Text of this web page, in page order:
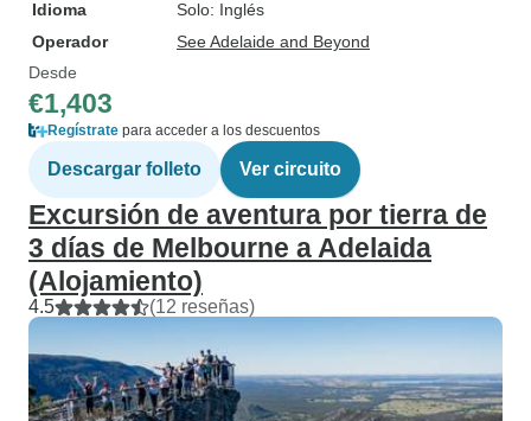
Idioma
Solo: Inglés
Operador
See Adelaide and Beyond
Desde
€1,403
Regístrate para acceder a los descuentos
Descargar folleto Ver circuito
Excursión de aventura por tierra de
3 días de Melbourne a Adelaida
(Alojamiento)
4.5 (12 reseñas)